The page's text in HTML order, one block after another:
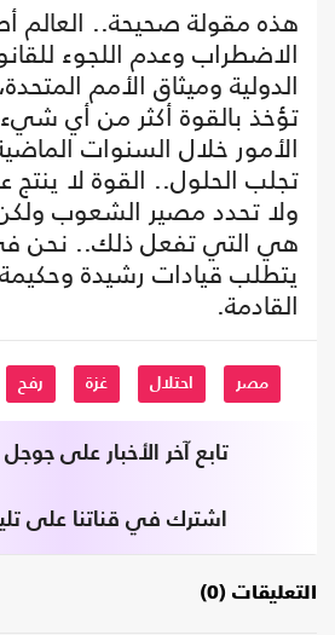
هذه مقولة صحيحة.. العالم
الاضطراب وعدم اللجوء
الدولية وميثاق الأمم
تؤخذ بالقوة أكثر من أي
الأمور خلال السنوات
تجلب الحلول.. القوة لا
ولا تحدد مصير الشعوب
هي التي تفعل ذلك.. نحن
يتطلب قيادات رشيدة
القادمة.
مصر احتلال غزة رفح
تابع آخر الأخبار على جوجل
اشترك في قناتنا على
التعليقات (0)